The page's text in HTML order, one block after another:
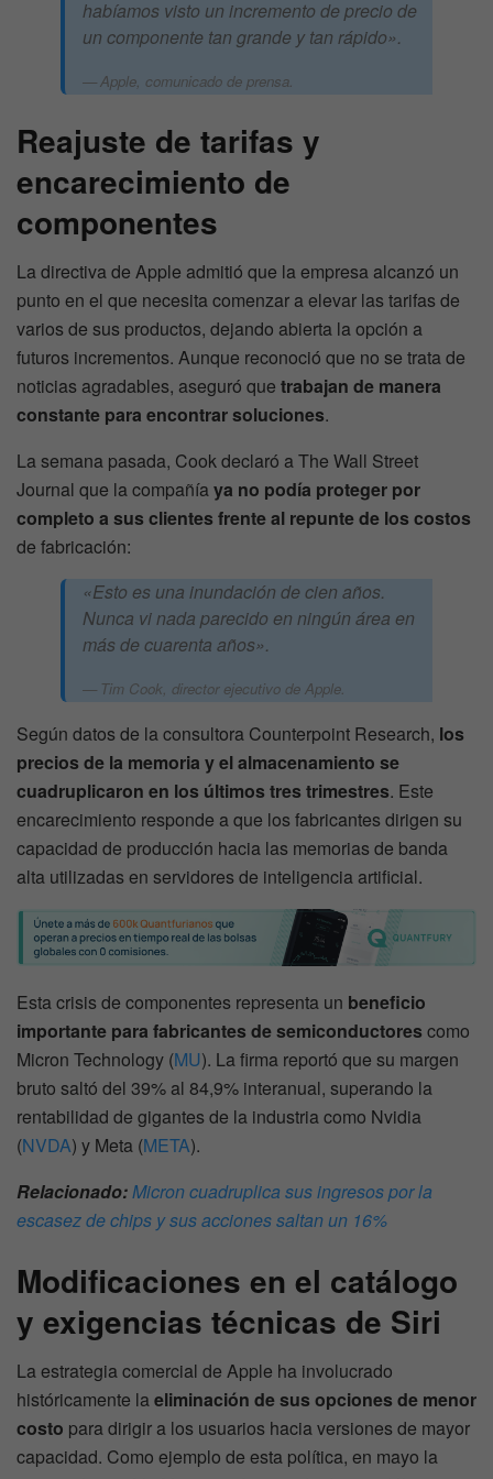
habíamos visto un incremento de precio de
un componente tan grande y tan rápido».
Apple, comunicado de prensa.
Reajuste de tarifas y
encarecimiento de
componentes
La directiva de Apple admitió que la empresa alcanzó un
punto en el que necesita comenzar a elevar las tarifas de
varios de sus productos, dejando abierta la opción a
futuros incrementos. Aunque reconoció que no se trata de
noticias agradables, aseguró que trabajan de manera
constante para encontrar soluciones.
La semana pasada, Cook declaró a The Wall Street
Journal que la compañíaya no podía proteger por
completo a sus clientes frente al repunte de los costos
de fabricación:
«Esto es una inundación de cien años.
Nunca vi nada parecido en ningún área en
más de cuarenta años».
Tim Cook, director ejecutivo de Apple.
Según datos de la consultora Counterpoint Research, los
precios de la memoria y el almacenamiento se
cuadruplicaron en los últimos tres trimestres. Este
encarecimiento responde a que los fabricantes dirigen su
capacidad de producción hacia las memorias de banda
alta utilizadas en servidores de inteligencia artificial.
Esta crisis de componentes representa un beneficio
importante para fabricantes de semiconductores como
Micron Technology (MU). La firma reportó que su margen
bruto saltó del 39% al 84,9% interanual, superando la
rentabilidad de gigantes de la industria como Nvidia
(NVDA) y Meta (META).
Relacionado:Micron cuadruplica sus ingresos por la
escasez de chips y sus acciones saltan un 16%
Modificaciones en el catálogo
y exigencias técnicas de Siri
La estrategia comercial de Apple ha involucrado
históricamente laeliminación de sus opciones de menor
costo para dirigir a los usuarios hacia versiones de mayor
capacidad. Como ejemplo de esta política, en mayo la